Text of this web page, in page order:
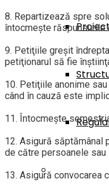
Servicii
8. Repartizează spre
întocmeşte răspunsurile
9. Petiţiile greşit
petiţionarul să fie
10. Petiţiile anonime
când în cauză este
11. Întocmeşte
12. Asigură săptămânal
de către persoanele
13. Asigură convocarea